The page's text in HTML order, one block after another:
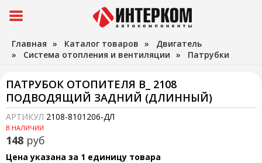
Главная » Каталог товаров » Двигатель
» Система отопления и вентиляции » Патрубки
ПАТРУБОК ОТОПИТЕЛЯ В_ 2108
ПОДВОДЯЩИЙ ЗАДНИЙ (ДЛИННЫЙ)
АРТИКУЛ 2108-8101206-ДЛ
В НАЛИЧИИ
148 руб
Цена указана за 1 единицу товара